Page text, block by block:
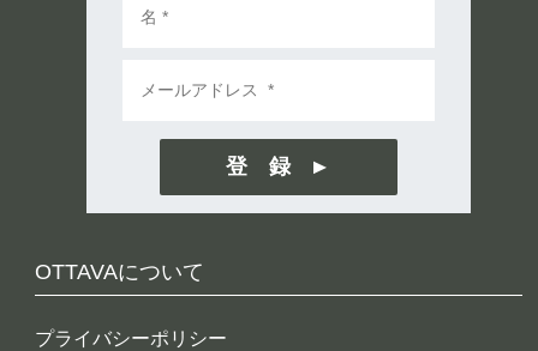
OTTAVAについて
プライバシーポリシー
登 録